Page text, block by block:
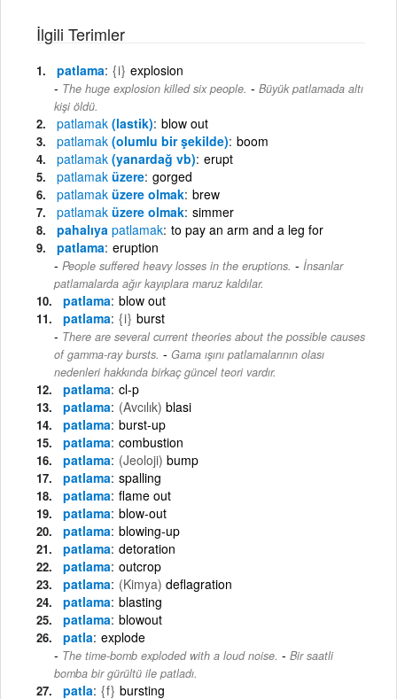
İlgili Terimler
patlama {i} explosion
The huge explosion killed six people. - Büyük patlamada altı
kişi öldü.
patlamak (lastik) blow out
patlamak (olumlu bir şekilde) boom
patlamak (yanardağ vb) erupt
patlamak üzere gorged
patlamak üzere olmak brew
patlamak üzere olmak simmer
pahalıya patlamak to pay an arm and a leg for
patlama eruption
People suffered heavy losses in the eruptions. - İnsanlar
patlamalarda ağır kayıplara maruz kaldılar.
patlama blow out
patlama {i} burst
There are several current theories about the possible causes
of gamma-ray bursts. - Gama ışını patlamalarının olası
nedenleri hakkında birkaç güncel teori vardır.
patlama cl-p
patlama (Avcılık) blasi
patlama burst-up
patlama combustion
patlama (Jeoloji) bump
patlama spalling
patlama flame out
patlama blow-out
patlama blowing-up
patlama detoration
patlama outcrop
patlama (Kimya) deflagration
patlama blasting
patlama blowout
patla explode
The time-bomb exploded with a loud noise. - Bir saatli
bomba bir gürültü ile patladı.
patla {f} bursting